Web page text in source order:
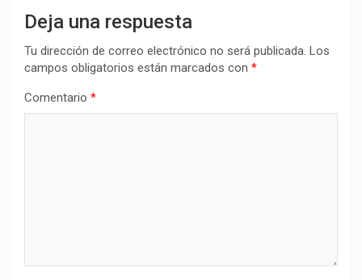
Deja una respuesta
Tu dirección de correo electrónico no será publicada. Los
campos obligatorios están marcados con *
Comentario *